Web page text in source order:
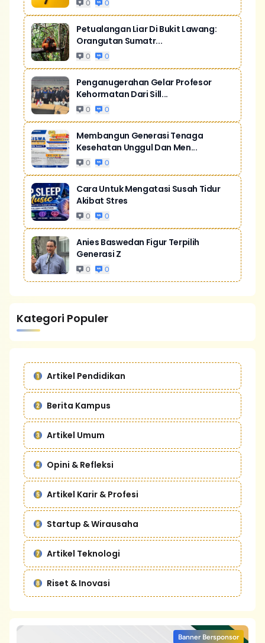
0 0
Petualangan Liar Di Bukit Lawang:
Orangutan Sumatr...
0 0
Penganugerahan Gelar Profesor
Kehormatan Dari Sill...
0 0
Membangun Generasi Tenaga
Kesehatan Unggul Dan Men...
0 0
Cara Untuk Mengatasi Susah Tidur
Akibat Stres
0 0
Anies Baswedan Figur Terpilih
Generasi Z
0 0
Kategori Populer
Artikel Pendidikan
Berita Kampus
Artikel Umum
Opini & Refleksi
Artikel Karir & Profesi
Startup & Wirausaha
Artikel Teknologi
Riset & Inovasi
Banner Bersponsor